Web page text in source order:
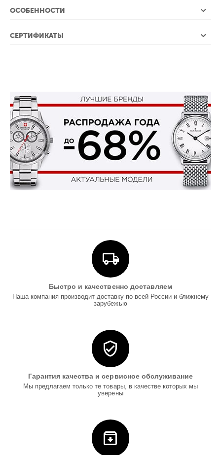
ОСОБЕННОСТИ
СЕРТИФИКАТЫ
Быстро и качественно доставляем
Наша компания производит доставку по всей России и ближнему
зарубежью
Гарантия качества и сервисное обслуживание
Мы предлагаем только те товары, в качестве которых мы
уверены